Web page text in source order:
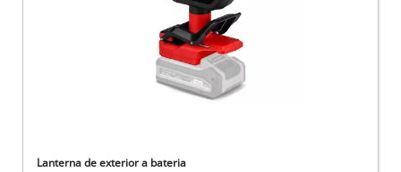
Lanterna de exterior a bateria